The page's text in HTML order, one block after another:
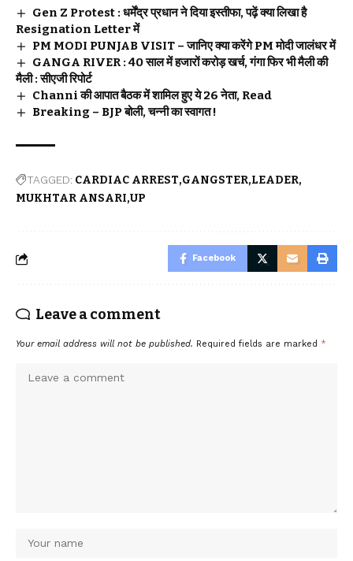
Gen Z Protest : धर्मेंद्र प्रधान ने दिया इस्तीफा, पढ़ें क्या लिखा है
Resignation Letter में
PM MODI PUNJAB VISIT – जानिए क्या करेंगे PM मोदी जालंधर में
GANGA RIVER : 40 साल में हजारों करोड़ खर्च, गंगा फिर भी मैली की
मैली : सीएजी रिपोर्ट
Channi की आपात बैठक में शामिल हुए ये 26 नेता, Read
Breaking – BJP बोली, चन्नी का स्वागत !
TAGGED: CARDIAC ARREST GANGSTER LEADER
MUKHTAR ANSARI UP
Facebook
Leave a comment
Your email address will not be published. Required fields are marked *